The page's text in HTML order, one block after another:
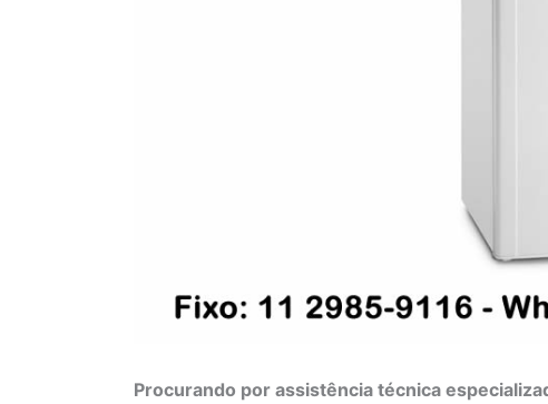
Procurando por assistência técnica